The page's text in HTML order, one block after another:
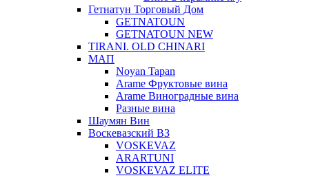
Гетнатун Торговый Дом
GETNATOUN
GETNATOUN NEW
TIRANI. OLD CHINARI
МАП
Noyan Tapan
Arame Фруктовые вина
Arame Виноградные вина
Разные вина
Шаумян Вин
Воскевазский ВЗ
VOSKEVAZ
ARARTUNI
VOSKEVAZ ELITE